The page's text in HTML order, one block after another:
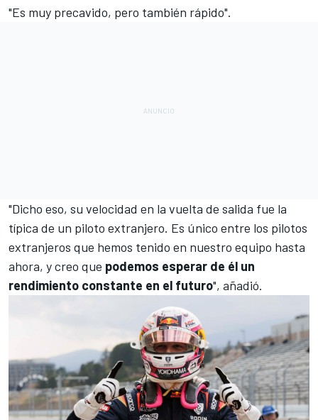
"Es muy precavido, pero también rápido".
"Dicho eso, su velocidad en la vuelta de salida fue la
típica de un piloto extranjero. Es único entre los pilotos
extranjeros que hemos tenido en nuestro equipo hasta
ahora, y creo que podemos esperar de él un
rendimiento constante en el futuro", añadió.